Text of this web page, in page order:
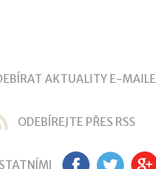
AKTUALITY E-
ODEBÍREJTE PŘES RSS
FB TW GP